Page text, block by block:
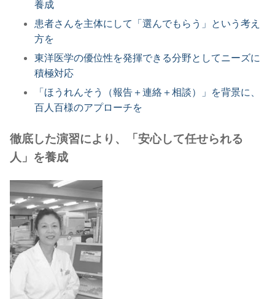
養成
患者さんを主体にして「選んでもらう」という考え
方を
東洋医学の優位性を発揮できる分野としてニーズに
積極対応
「ほうれんそう（報告＋連絡＋相談）」を背景に、
百人百様のアプローチを
徹底した演習により、「安心して任せられる
人」を養成